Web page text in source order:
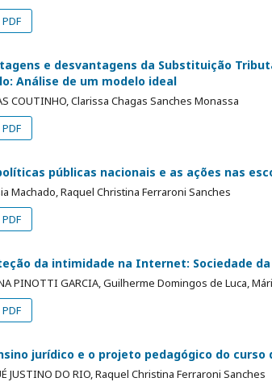
PDF
e desvantagens da Substituição
Análise de um modelo ideal
COUTINHO, Clarissa Chagas Sanches Monassa
PDF
públicas nacionais e as ações nas
Machado, Raquel Christina Ferraroni Sanches
PDF
da intimidade na Internet: Sociedade
PINOTTI GARCIA, Guilherme Domingos de Luca,
PDF
jurídico e o projeto pedagógico do
JUSTINO DO RIO, Raquel Christina Ferraroni Sanches